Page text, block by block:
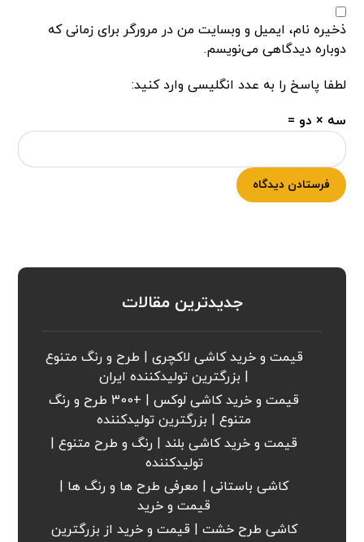
ذخیره نام، ایمیل و وبسایت من در مرورگر برای زمانی که
دوباره دیدگاهی می‌نویسم.
لطفا پاسخ را به عدد انگلیسی وارد کنید:
سه × دو =
فرستادن دیدگاه
جدیدترین مقالات
قیمت و خرید کاشی لاکچری | طرح و رنگ متنوع
| بزرگترین تولیدکننده ایران
قیمت و خرید کاشی لوکس | +300 طرح و رنگ
متنوع | بزرگترین تولیدکننده
قیمت و خرید کاشی بلند | رنگ و طرح متنوع |
تولیدکننده
کاشی باستانی | معرفی طرح ها و رنگ ها |
قیمت و خرید
کاشی طرح خشت | قیمت و خرید از بزرگترین